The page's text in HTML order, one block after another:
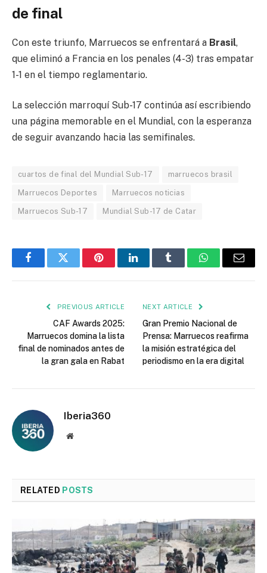
de final
Con este triunfo, Marruecos se enfrentará a Brasil,
que eliminó a Francia en los penales (4-3) tras empatar
1-1 en el tiempo reglamentario.
La selección marroquí Sub-17 continúa así escribiendo
una página memorable en el Mundial, con la esperanza
de seguir avanzando hacia las semifinales.
cuartos de final del Mundial Sub-17 marruecos brasil
Marruecos Deportes Marruecos noticias
Marruecos Sub-17 Mundial Sub-17 de Catar
FacebookTwitter PinterestLinkedInTumblr WhatsAppEmail
PREVIOUS ARTICLE
CAF Awards 2025:
Marruecos domina la lista
final de nominados antes de
la gran gala en Rabat
NEXT ARTICLE
Gran Premio Nacional de
Prensa: Marruecos reafirma
la misión estratégica del
periodismo en la era digital
Iberia360
Website
RELATED POSTS